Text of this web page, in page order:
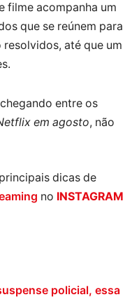
filme acompanha um
que se reúnem para
até que um
entre os
em agosto, não
dicas de
no INSTAGRAM
policial, essa